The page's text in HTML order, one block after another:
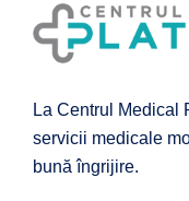
La Centrul Medical
servicii medicale
bună îngrijire.